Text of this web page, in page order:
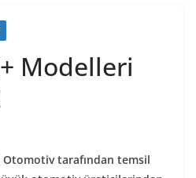
Modelleri
Otomotiv tarafından temsil